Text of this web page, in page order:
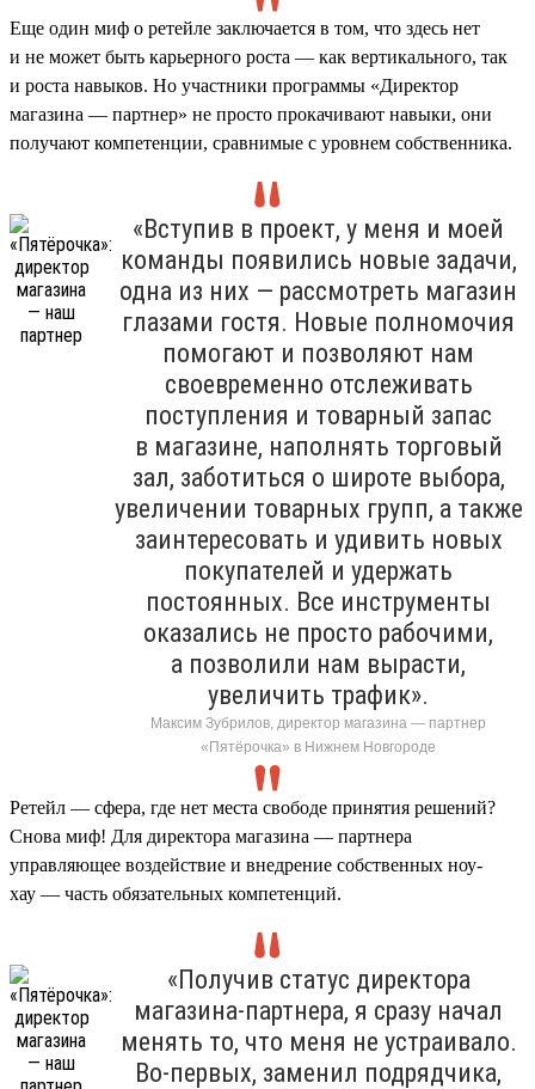
Еще один миф о ретейле заключается в том, что здесь нет
и не может быть карьерного роста — как вертикального, так
и роста навыков. Но участники программы «Директор
магазина — партнер» не просто прокачивают навыки, они
получают компетенции, сравнимые с уровнем собственника.
«Вступив в проект, у меня и моей
команды появились новые задачи,
одна из них — рассмотреть магазин
глазами гостя. Новые полномочия
помогают и позволяют нам
своевременно отслеживать
поступления и товарный запас
в магазине, наполнять торговый
зал, заботиться о широте выбора,
увеличении товарных групп, а также
заинтересовать и удивить новых
покупателей и удержать
постоянных. Все инструменты
оказались не просто рабочими,
а позволили нам вырасти,
увеличить трафик».
Максим Зубрилов, директор магазина — партнер
«Пятёрочка» в Нижнем Новгороде
Ретейл — сфера, где нет места свободе принятия решений?
Снова миф! Для директора магазина — партнера
управляющее воздействие и внедрение собственных ноу-
хау — часть обязательных компетенций.
«Получив статус директора
магазина-партнера, я сразу начал
менять то, что меня не устраивало.
Во-первых, заменил подрядчика,